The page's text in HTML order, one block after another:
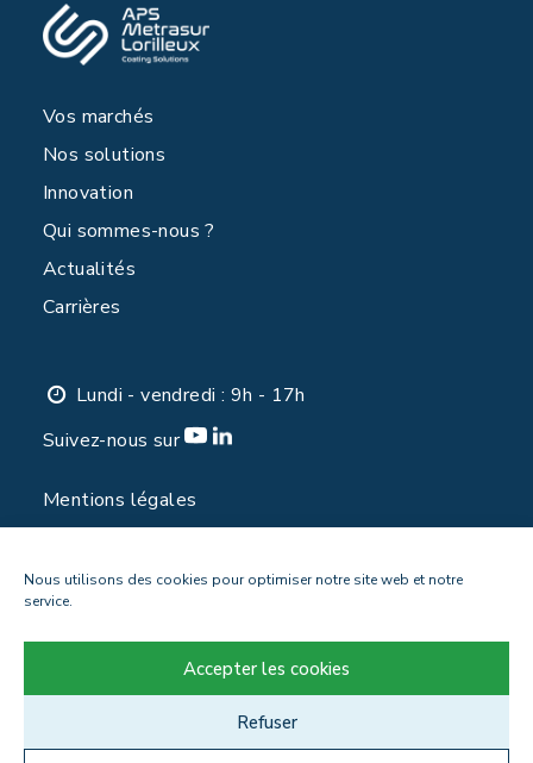
Nous utilisons des cookies pour optimiser notre site web et notre
service.
Accepter les cookies
Refuser
Vos marchés
Nos solutions
Innovation
Qui sommes-nous ?
Actualités
Carrières
Lundi - vendredi : 9h - 17h
Suivez-nous sur
Mentions légales
Contact